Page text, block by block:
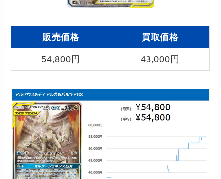
販売価格 買取価格
54,800円 43,000円